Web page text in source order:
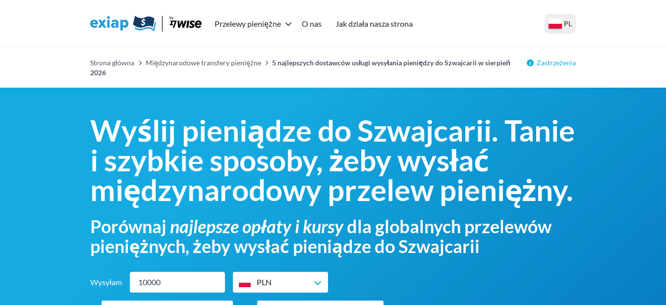
Przelewy pieniężne O nas Jak działa nasza strona PL
Strona główna Międzynarodowe transfery pieniężne
5 najlepszych dostawców usługi wysyłania pieniędzy do Szwajcarii w sierpień
2026
Zastrzeżenia
Wyślij pieniądze do Szwajcarii. Tanie
i szybkie sposoby, żeby wysłać
międzynarodowy przelew pieniężny.
Porównaj najlepsze opłaty i kursydla globalnych przelewów
pieniężnych, żeby wysłać pieniądze do Szwajcarii
Wysyłam PLN